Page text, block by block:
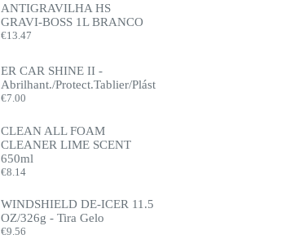
ANTIGRAVILHA HS
GRAVI-BOSS 1L BRANCO
€13.47
ER CAR SHINE II -
Abrilhant./Protect.Tablier/Plást
€7.00
CLEAN ALL FOAM
CLEANER LIME SCENT
650ml
€8.14
WINDSHIELD DE-ICER 11.5
OZ/326g - Tira Gelo
€9.56